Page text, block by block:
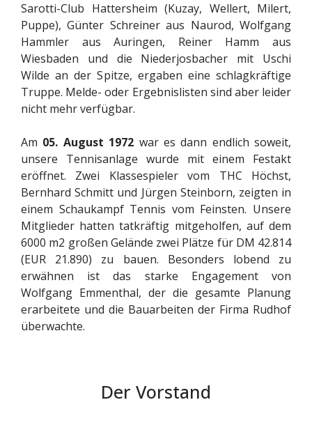
Sarotti-Club Hattersheim (Kuzay, Wellert, Milert,
Puppe), Günter Schreiner aus Naurod, Wolfgang
Hammler aus Auringen, Reiner Hamm aus
Wiesbaden und die Niederjosbacher mit Uschi
Wilde an der Spitze, ergaben eine schlagkräftige
Truppe. Melde- oder Ergebnislisten sind aber leider
nicht mehr verfügbar.
Am 05. August 1972 war es dann endlich soweit,
unsere Tennisanlage wurde mit einem Festakt
eröffnet. Zwei Klassespieler vom THC Höchst,
Bernhard Schmitt und Jürgen Steinborn, zeigten in
einem Schaukampf Tennis vom Feinsten. Unsere
Mitglieder hatten tatkräftig mitgeholfen, auf dem
6000 m2 großen Gelände zwei Plätze für DM 42.814
(EUR 21.890) zu bauen. Besonders lobend zu
erwähnen ist das starke Engagement von
Wolfgang Emmenthal, der die gesamte Planung
erarbeitete und die Bauarbeiten der Firma Rudhof
überwachte.
Der Vorstand